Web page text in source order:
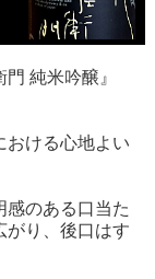
純米吟醸』
おける心地よい
感のある口当た
がり、後口はす